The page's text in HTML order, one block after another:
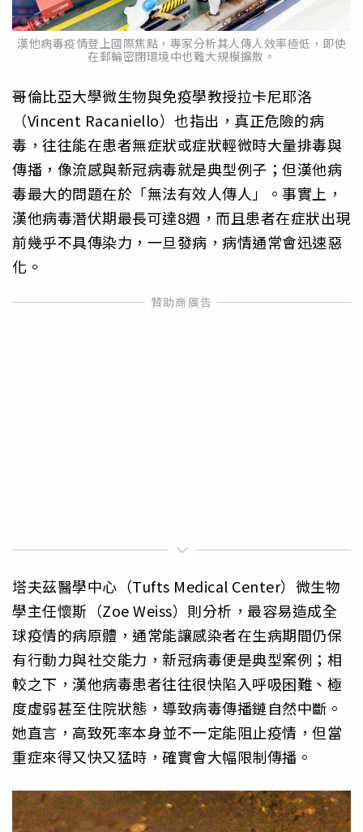
漢他病毒疫情登上國際焦點，專家分析其人傳人效率極低，即使
在郵輪密閉環境中也難大規模擴散。
哥倫比亞大學微生物與免疫學教授拉卡尼耶洛
（Vincent Racaniello）也指出，真正危險的病
毒，往往能在患者無症狀或症狀輕微時大量排毒與
傳播，像流感與新冠病毒就是典型例子；但漢他病
毒最大的問題在於「無法有效人傳人」。事實上，
漢他病毒潛伏期最長可達8週，而且患者在症狀出現
前幾乎不具傳染力，一旦發病，病情通常會迅速惡
化。
塔夫茲醫學中心（Tufts Medical Center）微生物
學主任懷斯（Zoe Weiss）則分析，最容易造成全
球疫情的病原體，通常能讓感染者在生病期間仍保
有行動力與社交能力，新冠病毒便是典型案例；相
較之下，漢他病毒患者往往很快陷入呼吸困難、極
度虛弱甚至住院狀態，導致病毒傳播鏈自然中斷。
她直言，高致死率本身並不一定能阻止疫情，但當
重症來得又快又猛時，確實會大幅限制傳播。